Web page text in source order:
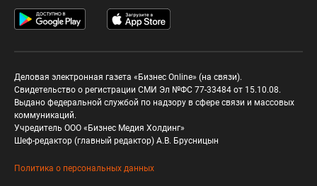
Деловая электронная газета «Бизнес Online» (на связи).
Свидетельство о регистрации СМИ Эл №ФС 77-33484 от 15.10.08.
Выдано федеральной службой по надзору в сфере связи и массовых
коммуникаций.
Учредитель ООО «Бизнес Медия Холдинг»
Шеф-редактор (главный редактор) А.В. Брусницын
Политика о персональных данных